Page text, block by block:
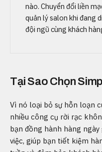
nào. Chuyển đổi liền
quản lý salon khi đang
đội ngũ cùng khách
Tại Sao Chọn
Vì nó loại bỏ sự hỗn loạn
nhiều công cụ rời rạc
bạn đồng hành hàng
việc, giúp bạn tiết kiệm